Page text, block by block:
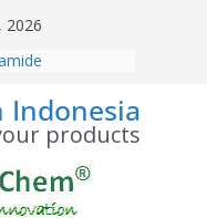
2026
Cocamide
Indonesia
products